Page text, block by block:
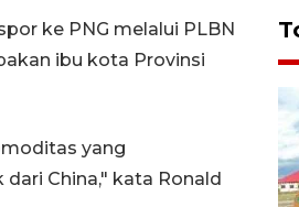
ke PNG melalui PLBN
ibu kota Provinsi
yang
China," kata Ronald